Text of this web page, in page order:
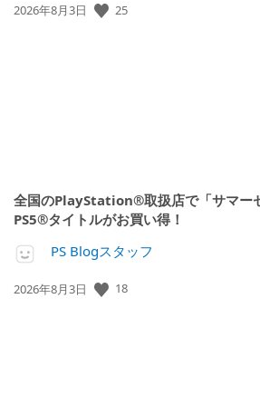
公
2026年8月3日 25
全国のPlayStation®取扱店で「サマー
PS5®タイトルがお買い得！
PS Blogスタッフ
公
2026年8月3日 18